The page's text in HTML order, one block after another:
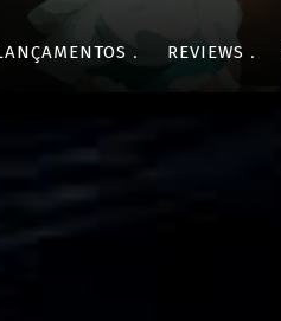
REVIEWS